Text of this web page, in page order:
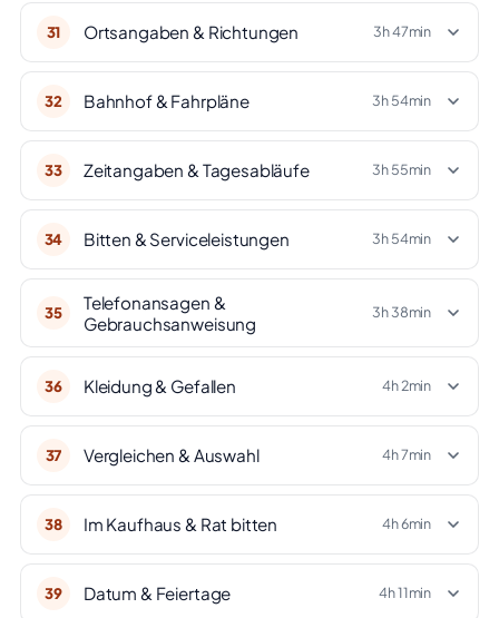
31 Ortsangaben & Richtungen 3h 47min
32 Bahnhof & Fahrpläne 3h 54min
33 Zeitangaben & Tagesabläufe 3h 55min
34 Bitten & Serviceleistungen 3h 54min
35
Telefonansagen &
Gebrauchsanweisung
3h 38min
36 Kleidung & Gefallen 4h 2min
37 Vergleichen & Auswahl 4h 7min
38 Im Kaufhaus & Rat bitten 4h 6min
39 Datum & Feiertage 4h 11min